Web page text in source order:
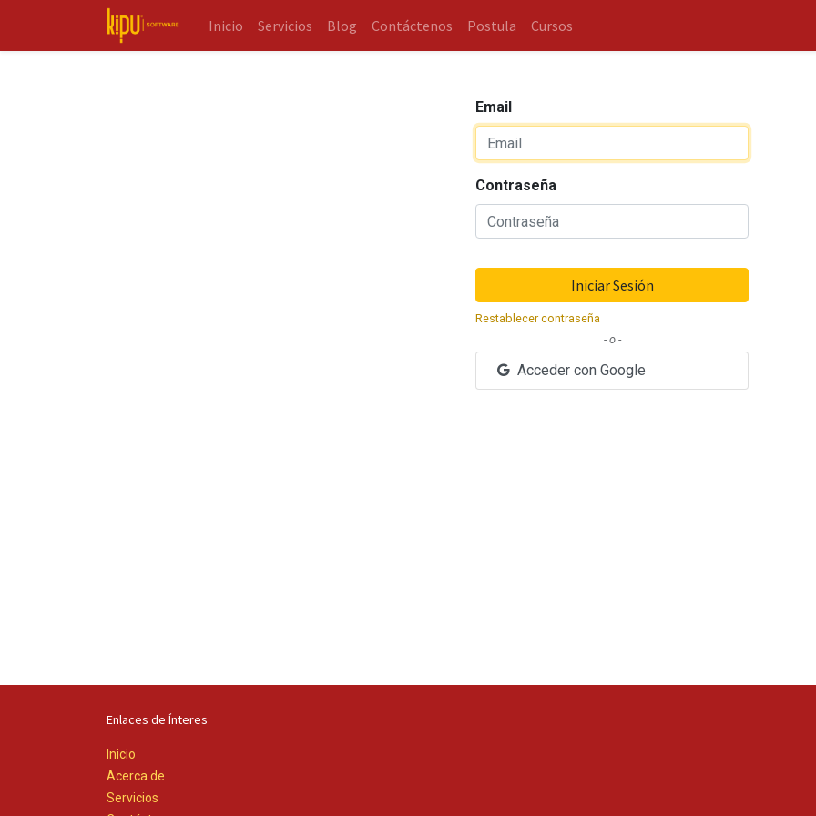
Inicio Servicios Blog Contáctenos Postula Cursos
Email
Contraseña
Iniciar Sesión
Restablecer contraseña
- o -
Acceder con Google
Enlaces de Ínteres
Inicio
Acerca de
Servicios